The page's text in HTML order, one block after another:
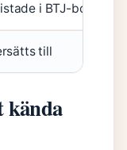
i BTJ-bok 2007
till
kända